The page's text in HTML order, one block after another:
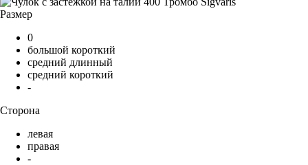
Размер
0
большой короткий
средний длинный
средний короткий
-
Сторона
левая
правая
-